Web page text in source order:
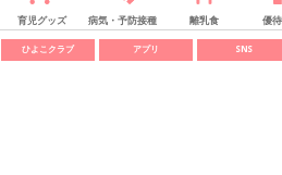
育児グッズ 病気・予防接種 離乳食 優
ひよこクラブ アプリ SNS